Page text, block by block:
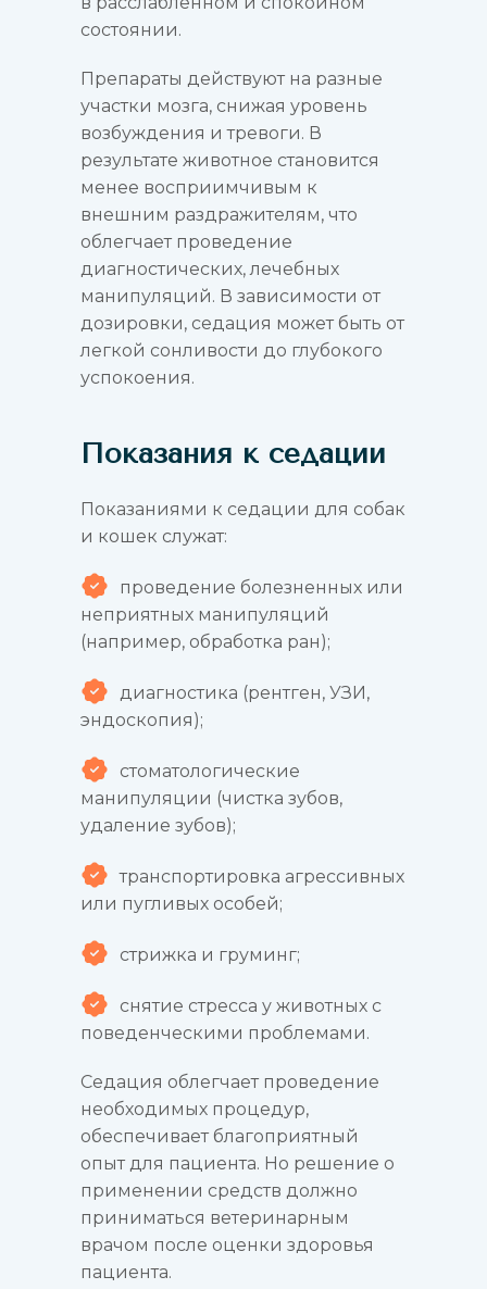
состоянии.
Препараты действуют на разные
участки мозга, снижая уровень
возбуждения и тревоги. В
результате животное становится
менее восприимчивым к
внешним раздражителям, что
облегчает проведение
диагностических, лечебных
манипуляций. В зависимости от
дозировки, седация может быть от
легкой сонливости до глубокого
успокоения.
Показания к седации
Показаниями к седации для собак
и кошек служат:
проведение болезненных или
неприятных манипуляций
(например, обработка ран);
диагностика (рентген, УЗИ,
эндоскопия);
стоматологические
манипуляции (чистка зубов,
удаление зубов);
транспортировка агрессивных
или пугливых особей;
стрижка и груминг;
снятие стресса у животных с
поведенческими проблемами.
Седация облегчает проведение
необходимых процедур,
обеспечивает благоприятный
опыт для пациента. Но решение о
применении средств должно
приниматься ветеринарным
врачом после оценки здоровья
пациента.